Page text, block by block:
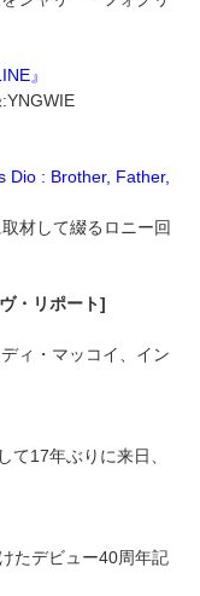
』
: Brother, Father,
材して綴るロニー回
・リポート]
ィ・マッコイ、イン
て17年ぶりに来日、
たデビュー40周年記